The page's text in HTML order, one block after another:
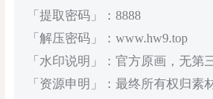
「提取密码」：8888
「解压密码」：www.hw9.top
「水印说明」：官方原画，无第
「资源申明」：最终所有权归素